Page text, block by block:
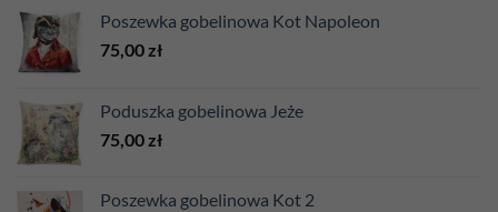
Poszewka gobelinowa Kot Napoleon
75,00 zł
Poduszka gobelinowa Jeże
75,00 zł
Poszewka gobelinowa Kot 2